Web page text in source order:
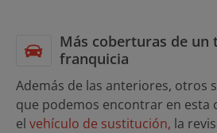
Más coberturas de un
franquicia
Además de las anteriores, otros
que podemos encontrar en esta
el vehículo de sustitución, la